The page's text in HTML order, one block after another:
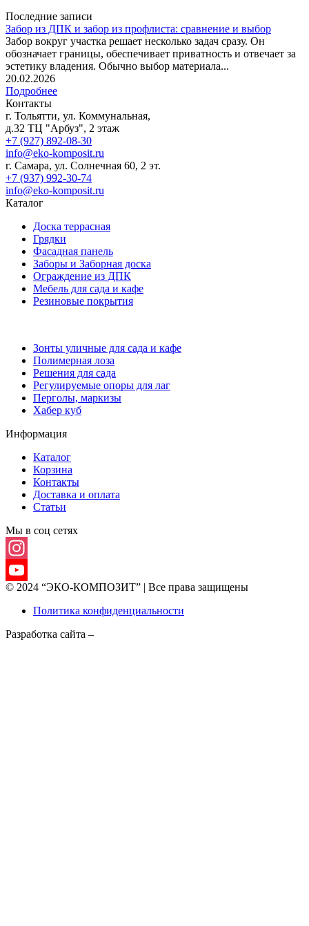
Последние записи
Забор из ДПК и забор из профлиста: сравнение и выбор
Забор вокруг участка решает несколько задач сразу. Он
обозначает границы, обеспечивает приватность и отвечает за
эстетику владения. Обычно выбор материала...
20.02.2026
Подробнее
Контакты
г. Тольятти, ул. Коммунальная,
д.32 ТЦ "Арбуз", 2 этаж
+7 (927) 892-08-30
info@eko-komposit.ru
г. Самара, ул. Солнечная 60, 2 эт.
+7 (937) 992-30-74
info@eko-komposit.ru
Каталог
Доска террасная
Грядки
Фасадная панель
Заборы и Заборная доска
Ограждение из ДПК
Мебель для сада и кафе
Резиновые покрытия
Зонты уличные для сада и кафе
Полимерная лоза
Решения для сада
Регулируемые опоры для лаг
Перголы, маркизы
Хабер куб
Информация
Каталог
Корзина
Контакты
Доставка и оплата
Статьи
Мы в соц сетях
Instagram
YouTube
Channel
© 2024 “ЭКО-КОМПОЗИТ” | Все права защищены
Политика конфиденциальности
Разработка сайта –